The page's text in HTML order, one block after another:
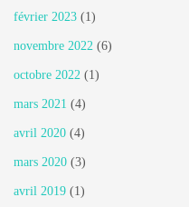
février 2023 (1)
novembre 2022 (6)
octobre 2022 (1)
mars 2021 (4)
avril 2020 (4)
mars 2020 (3)
avril 2019 (1)